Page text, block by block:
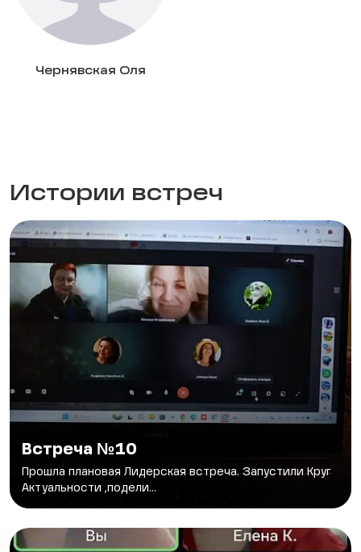
Чернявская Оля
Истории встреч
Встреча №10
Прошла плановая Лидерская встреча. Запустили Круг
Актуальности ,подели...